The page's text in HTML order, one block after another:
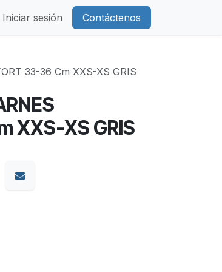
Iniciar sesión Contáctenos
33-36 Cm XXS-XS GRIS
XXS-XS GRIS